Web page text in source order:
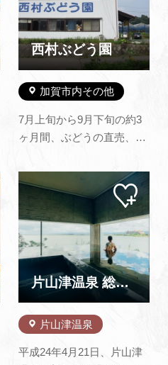
す。加賀温泉郷の玄関口、
加賀温泉駅に隣接、宅配も
随時承っていますので、手
ぶらで楽々お…
西村ぶどう園
加賀市内その他
7月上旬から9月下旬の約3
ヶ月間、ぶどうの直売、及
す。※注デラウエアをはじ
め、旬のぶどうを15種類以
上栽培しております。 それ
ぞれのぶどうに味わいがあ
ります。ご家族又はお友達
とご一緒にお好みの味を見
つけにご来園下さい。
※2026年度ぶどう…
片山津温泉 総湯（旧 片山津温泉 街湯）
片山津温泉
平成24年4月21日、片山津
マイ
ペー
ジに
追加